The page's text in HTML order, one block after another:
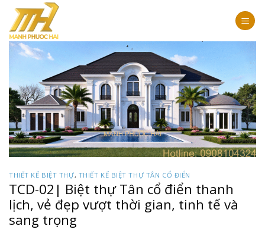
qua
nội
dung
THIẾT KẾ BIỆT THỰ, THIẾT KẾ BIỆT THỰ TÂN CỔ ĐIỂN
TCD-02| Biệt thự Tân cổ điển thanh
lịch, vẻ đẹp vượt thời gian, tinh tế và
sang trọng